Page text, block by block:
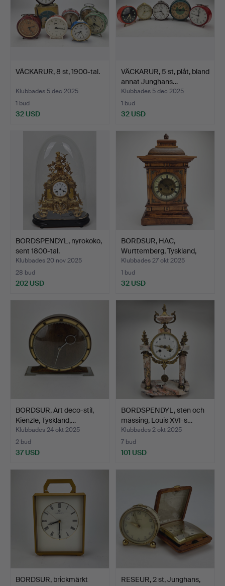
VÄCKARUR, 8 st, 1900-tal.
Klubbades 5 dec 2025
1 bud
32 USD
VÄCKARUR, 5 st, plåt, bland
annat Junghans…
Klubbades 5 dec 2025
1 bud
32 USD
BORDSPENDYL, nyrokoko,
sent 1800-tal.
Klubbades 20 nov 2025
28 bud
202 USD
BORDSUR, HAC,
Wurttemberg, Tyskland,
omkri…
Klubbades 27 okt 2025
1 bud
32 USD
BORDSUR, Art deco-stil,
Kienzle, Tyskland,…
Klubbades 24 okt 2025
2 bud
37 USD
BORDSPENDYL, sten och
mässing, Louis XVI-s…
Klubbades 2 okt 2025
7 bud
101 USD
BORDSUR, brickmärkt
RESEUR, 2 st, Junghans,